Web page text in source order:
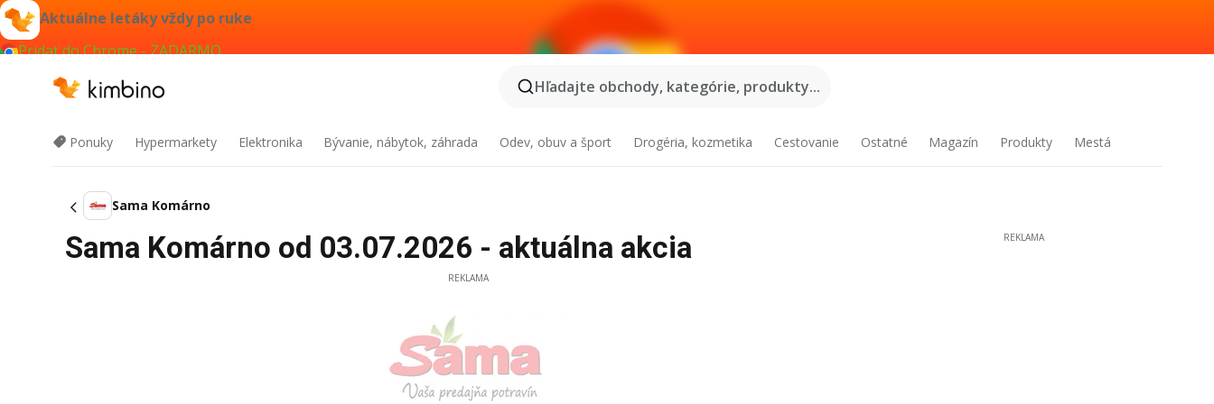
Aktuálne letáky vždy po ruke
Pridať do Chrome - ZADARMO
Hľadajte obchody, kategórie, produkty...
Ponuky Hypermarkety Elektronika Bývanie, nábytok, záhrada Odev, obuv a šport Drogéria, kozmetika Cestovanie Ostatné Magazín Produkty Mestá
Sama Komárno
Sama Komárno od 03.07.2026 - aktuálna akcia
REKLAMA
REKLAMA